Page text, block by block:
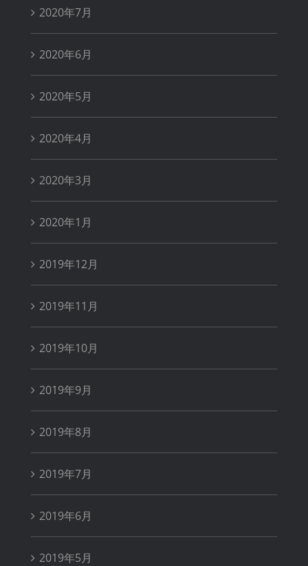
2020年7月
2020年6月
2020年5月
2020年4月
2020年3月
2020年1月
2019年12月
2019年11月
2019年10月
2019年9月
2019年8月
2019年7月
2019年6月
2019年5月